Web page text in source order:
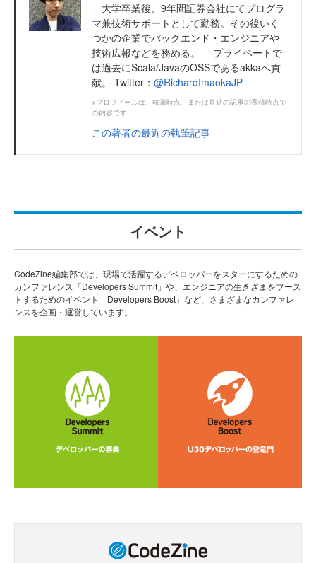
大学卒業後、9年間証券会社にてプログラ
マ兼技術サポートとして勤務。その後いく
つかの企業でバックエンド・エンジニアや
技術広報などを務める。 プライベートで
は過去にScala/JavaのOSSであるakkaへ貢
献。 Twitter： @RichardImaokaJP
※プロフィールは、執筆時点、または直近の記事の寄稿時点で
の内容です
この著者の最近の執筆記事
イベント
CodeZine編集部では、現場で活躍するデベロッパーをスターにするための
カンファレンス「Developers Summit」や、エンジニアの生きざまをブース
トするためのイベント「Developers Boost」など、さまざまなカンファレ
ンスを企画・運営しています。